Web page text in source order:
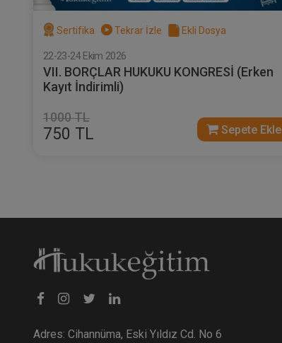
Sertifika Tekrar İzle Ekli Dosya
22-23-24 Ekim 2026
VII. BORÇLAR HUKUKU KONGRESİ (Erken
Kayıt İndirimli)
1000 TL
750 TL Sepete Ekle
Adres: Cihannüma, Eski Yıldız Cd. No 6